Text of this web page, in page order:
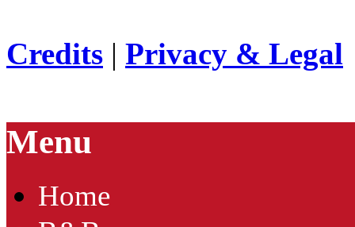
Credits | Privacy & Legal
Menu
Home